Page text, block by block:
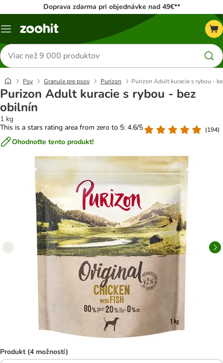
Doprava zdarma pri objednávke nad 49€**
Kategórie
Hľadať
produkty
Psy Granule pre psov Purizon Purizon Adult kuracie s rybou -
Purizon Adult kuracie s rybou - bez
obilnín
1 kg
This is a stars rating area from zero to 5: 4.6/5
(194)
Ohodnoťte tento produkt!
Produkt (4 možností)